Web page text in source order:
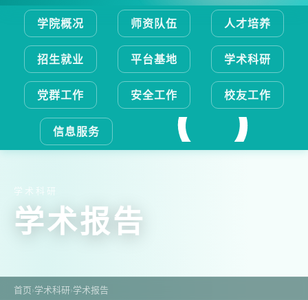
学院概况 师资队伍 人才培养
招生就业 平台基地 学术科研
党群工作 安全工作 校友工作
信息服务
学术科研
学术报告
首页›学术科研›学术报告